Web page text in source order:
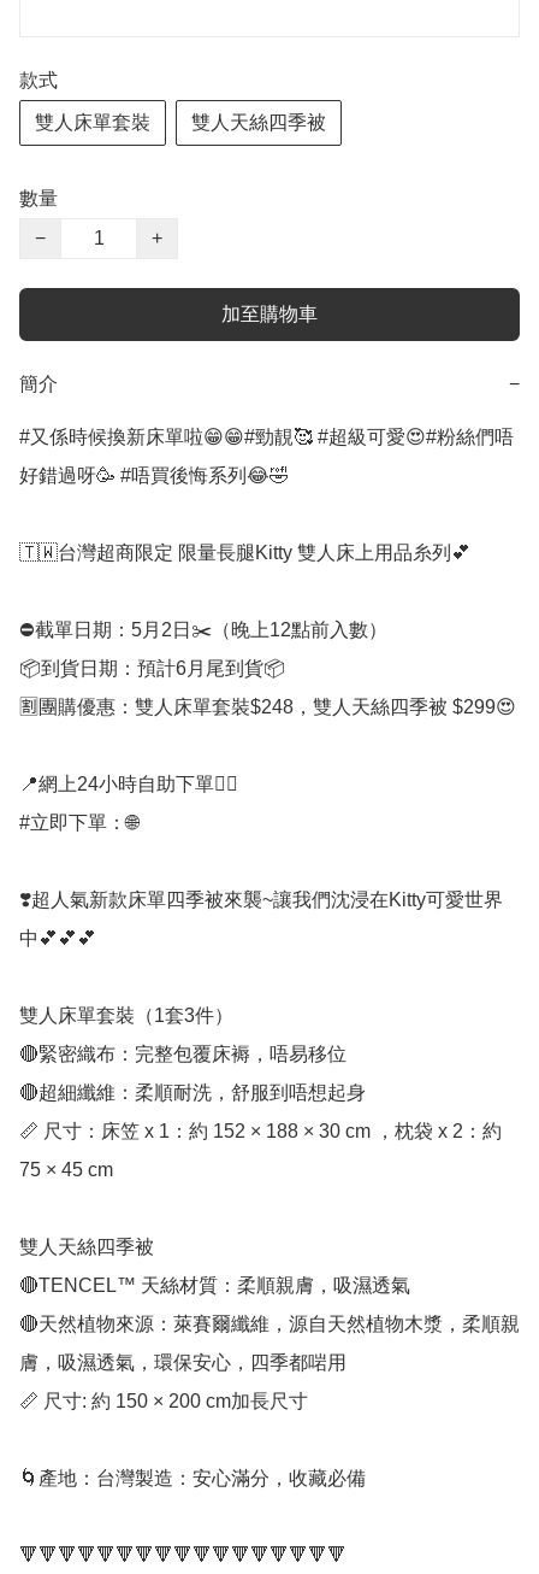
款式
雙人床單套裝 雙人天絲四季被
數量
−
+
加至購物車
簡介 −
#又係時候換新床單啦😁😁#勁靚🥰 #超級可愛😍#粉絲們唔
好錯過呀🥳 #唔買後悔系列😂🤣
🇹🇼台灣超商限定 限量長腿Kitty 雙人床上用品糸列💕
⛔️截單日期：5月2日✂️（晚上12點前入數）
📦到貨日期：預計6月尾到貨📦
🈹團購優惠：雙人床單套裝$248，雙人天絲四季被 $299😍
📍網上24小時自助下單👍🏻
#立即下單：🌐
❣️超人氣新款床單四季被來襲~讓我們沈浸在Kitty可愛世界
中💕💕💕
雙人床單套裝（1套3件）
🔴緊密織布：完整包覆床褥，唔易移位
🔴超細纖維：柔順耐洗，舒服到唔想起身
📏 尺寸：床笠 x 1：約 152 × 188 × 30 cm ，枕袋 x 2：約
75 × 45 cm
雙人天絲四季被
🔴TENCEL™ 天絲材質：柔順親膚，吸濕透氣
🔴天然植物來源：萊賽爾纖維，源自天然植物木漿，柔順親
膚，吸濕透氣，環保安心，四季都啱用
📏 尺寸: 約 150 × 200 cm加長尺寸
🌀產地：台灣製造：安心滿分，收藏必備
🔻🔻🔻🔻🔻🔻🔻🔻🔻🔻🔻🔻🔻🔻🔻🔻🔻